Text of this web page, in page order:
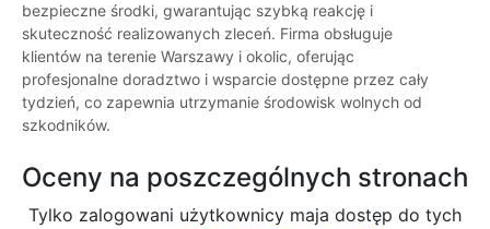
bezpieczne środki, gwarantując szybką reakcję i
skuteczność realizowanych zleceń. Firma obsługuje
klientów na terenie Warszawy i okolic, oferując
profesjonalne doradztwo i wsparcie dostępne przez cały
tydzień, co zapewnia utrzymanie środowisk wolnych od
szkodników.
Oceny na poszczególnych stronach
Tylko zalogowani użytkownicy maja dostęp do tych